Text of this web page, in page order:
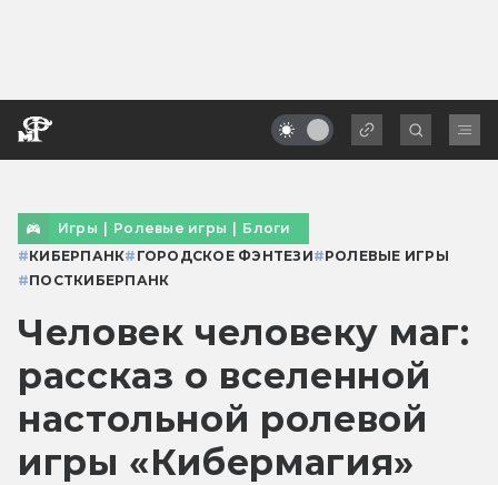
Игры | Ролевые игры | Блоги
#КИБЕРПАНК# ГОРОДСКОЕ ФЭНТЕЗИ#РОЛЕВЫЕ ИГРЫ
#ПОСТКИБЕРПАНК
Человек человеку маг:
рассказ о вселенной
настольной ролевой
игры «Кибермагия»